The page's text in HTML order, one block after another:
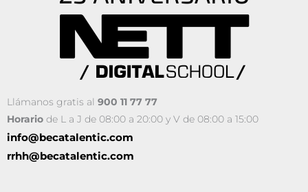
Llámanos gratis al 900 11 77 77
Horario de L a J de 08:00 a 20:00 y V de 08:00 a 15:00
info@becatalentic.com
rrhh@becatalentic.com